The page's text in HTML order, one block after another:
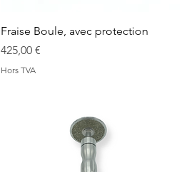
Fraise Boule, avec protection
Prix
425,00 €
Hors TVA